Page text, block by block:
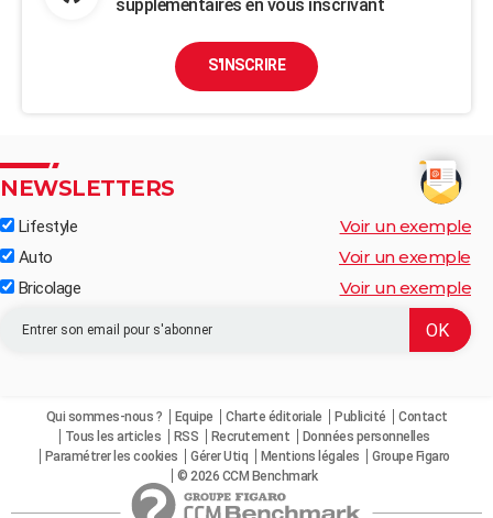
supplémentaires en vous inscrivant
S'INSCRIRE
NEWSLETTERS
Lifestyle Voir un exemple
Auto Voir un exemple
Bricolage Voir un exemple
Qui sommes-nous ? Equipe Charte éditoriale Publicité
Contact
Tous les articles
RSS Recrutement
Données personnelles
Paramétrer les cookies
Gérer Utiq Mentions légales
Groupe Figaro
© 2026 CCM Benchmark